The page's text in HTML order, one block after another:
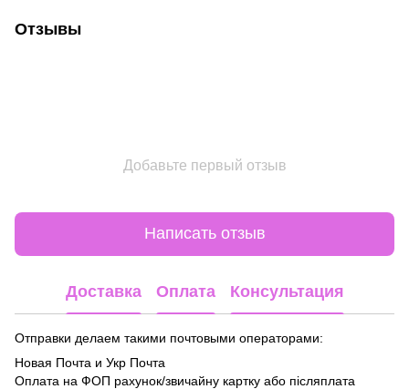
Отзывы
Добавьте первый отзыв
Написать отзыв
Доставка Оплата Консультация
Отправки делаем такими почтовыми операторами:
Новая Почта и Укр Почта
Оплата на ФОП рахунок/звичайну картку або післяплата